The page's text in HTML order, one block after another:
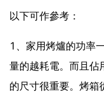
以下可作參考：
1、家用烤爐的功率
量的越耗電。而且佔
的尺寸很重要。烤箱